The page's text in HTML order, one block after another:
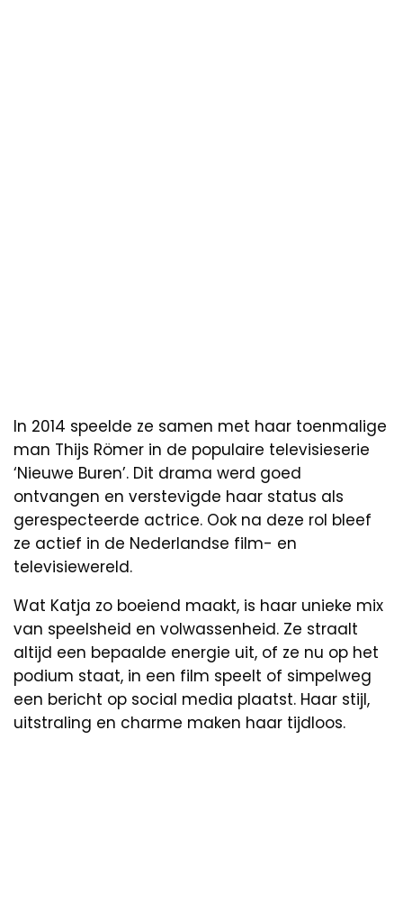
In 2014 speelde ze samen met haar toenmalige
man Thijs Römer in de populaire televisieserie
‘Nieuwe Buren’. Dit drama werd goed
ontvangen en verstevigde haar status als
gerespecteerde actrice. Ook na deze rol bleef
ze actief in de Nederlandse film- en
televisiewereld.
Wat Katja zo boeiend maakt, is haar unieke mix
van speelsheid en volwassenheid. Ze straalt
altijd een bepaalde energie uit, of ze nu op het
podium staat, in een film speelt of simpelweg
een bericht op social media plaatst. Haar stijl,
uitstraling en charme maken haar tijdloos.